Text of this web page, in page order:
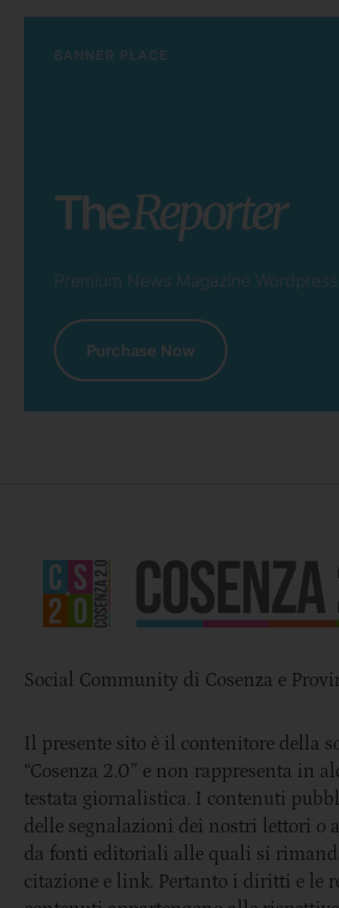
BANNER PLACE
Premium News Magazine Wordpress
Purchase Now
Social Community di Cosenza e
Il presente sito è il contenitore della
“Cosenza 2.0” e non rappresenta in
testata giornalistica. I contenuti
delle segnalazioni dei nostri lettori o
da fonti editoriali alle quali si
citazione e link. Pertanto i diritti e le